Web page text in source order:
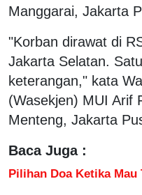
Manggarai, Jakarta
"Korban dirawat di
Jakarta Selatan.
keterangan," kata
(Wasekjen) MUI Arif
Menteng, Jakarta
Baca Juga :
Pilihan Doa Ketika